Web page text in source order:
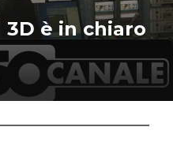
3D è in chiaro